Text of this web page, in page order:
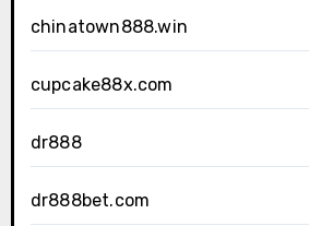
chinatown888.win
cupcake88x.com
dr888
dr888bet.com